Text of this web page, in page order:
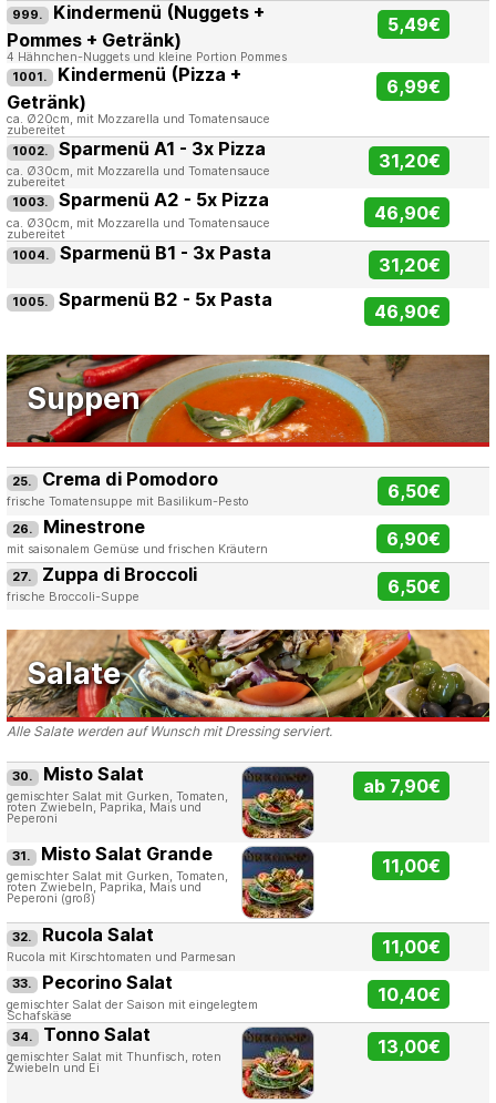
999. Kindermenü (Nuggets +
Pommes + Getränk)
4 Hähnchen-Nuggets und kleine Portion Pommes
5,49€
1001. Kindermenü (Pizza +
Getränk)
ca. Ø20cm, mit Mozzarella und Tomatensauce
zubereitet
6,99€
1002. Sparmenü A1 - 3x Pizza
ca. Ø30cm, mit Mozzarella und Tomatensauce
zubereitet
31,20€
1003. Sparmenü A2 - 5x Pizza
ca. Ø30cm, mit Mozzarella und Tomatensauce
zubereitet
46,90€
1004. Sparmenü B1 - 3x Pasta
31,20€
1005. Sparmenü B2 - 5x Pasta
46,90€
Suppen
25. Crema di Pomodoro
frische Tomatensuppe mit Basilikum-Pesto 6,50€
26. Minestrone
mit saisonalem Gemüse und frischen Kräutern 6,90€
27. Zuppa di Broccoli
frische Broccoli-Suppe 6,50€
Salate
Alle Salate werden auf Wunsch mit Dressing serviert.
30. Misto Salat
gemischter Salat mit Gurken, Tomaten,
roten Zwiebeln, Paprika, Mais und
Peperoni
ab 7,90€
31. Misto Salat Grande
gemischter Salat mit Gurken, Tomaten,
roten Zwiebeln, Paprika, Mais und
Peperoni (groß)
11,00€
32. Rucola Salat
Rucola mit Kirschtomaten und Parmesan 11,00€
33. Pecorino Salat
gemischter Salat der Saison mit eingelegtem
Schafskäse
10,40€
34. Tonno Salat
gemischter Salat mit Thunfisch, roten
Zwiebeln und Ei
13,00€